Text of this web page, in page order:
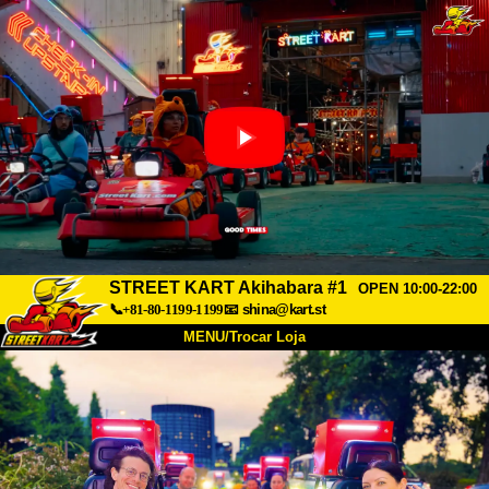
STREET KART Akihabara #1
OPEN 10:00-22:00
📞+81-80-1199-1199📧 shina@kart.st
MENU/Trocar Loja
Sobre Especificações Preços
Acesso Opiniões FAQ